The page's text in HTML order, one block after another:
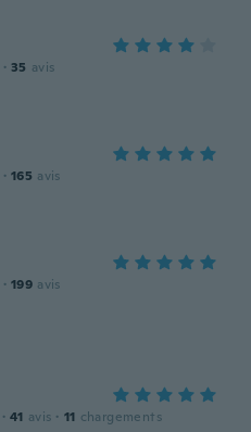
· 35 avis
· 165 avis
· 199 avis
· 41 avis · 11 chargements